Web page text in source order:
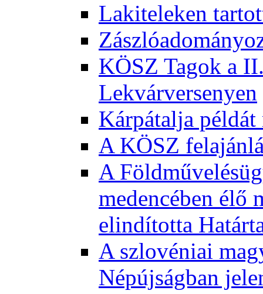
Lakiteleken
KÖSZ Tagok a
Lekvárversenyen
Kárpátalja példát
A KÖSZ
A
medencében élő
elindította
A szlovéniai
Népújságban